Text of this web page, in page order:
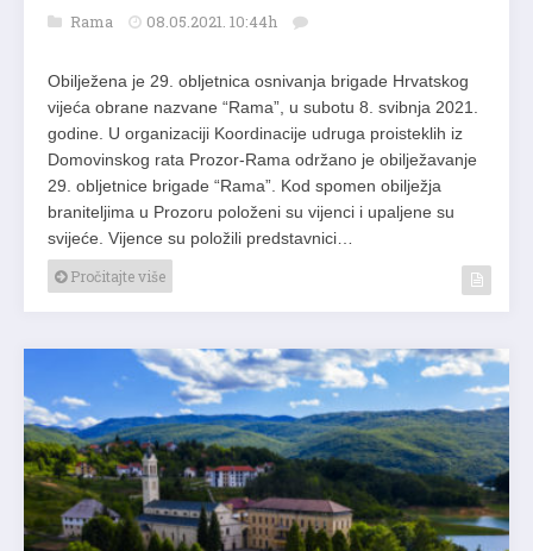
Rama 08.05.2021. 10:44h
Obilježena je 29. obljetnica osnivanja brigade Hrvatskog
vijeća obrane nazvane “Rama”, u subotu 8. svibnja 2021.
godine. U organizaciji Koordinacije udruga proisteklih iz
Domovinskog rata Prozor-Rama održano je obilježavanje
29. obljetnice brigade “Rama”. Kod spomen obilježja
braniteljima u Prozoru položeni su vijenci i upaljene su
svijeće. Vijence su položili predstavnici…
Pročitajte više